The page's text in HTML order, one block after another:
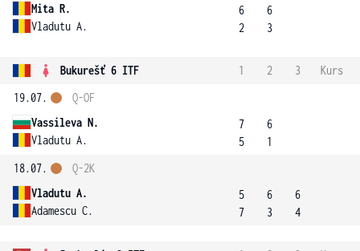
Mita R.
Vladutu A.
6
2
6
3
Bukurešť 6 ITF 1 2 3
Kurs
19.07.
Vassileva N.
Vladutu A.
Q-OF
7
5
6
1
18.07.
Vladutu A.
Adamescu C.
Q-2K
5
7
6
3
6
4